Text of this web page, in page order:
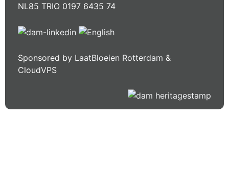
NL85 TRIO 0197 6435 74
Sponsored by LaatBloeien Rotterdam &
CloudVPS